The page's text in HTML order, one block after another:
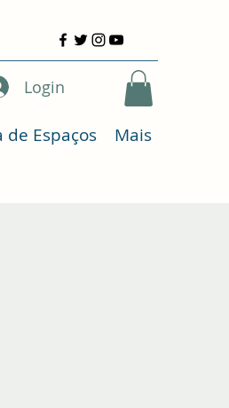
Login
de Espaços Mais